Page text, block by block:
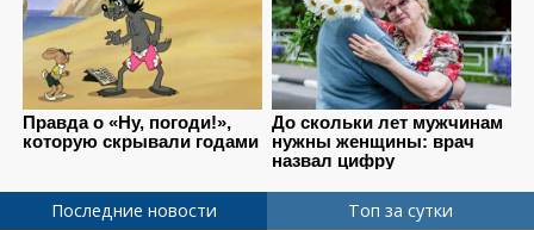
Последние новости Топ за сутки